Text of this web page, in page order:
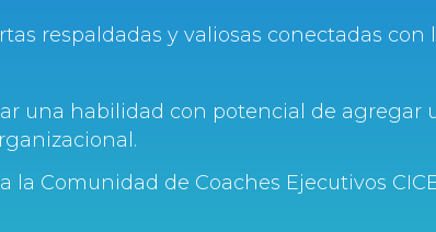
respaldadas y valiosas conectadas con
una habilidad con potencial de agregar
la Comunidad de Coaches Ejecutivos